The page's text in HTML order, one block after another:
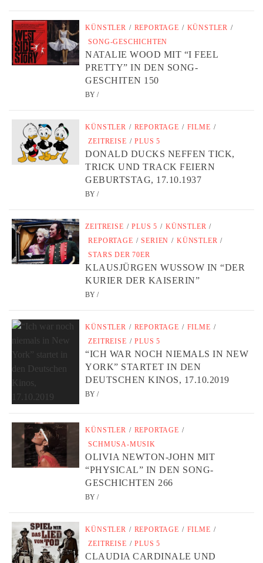
KÜNSTLER / REPORTAGE / KÜNSTLER /
SONG-GESCHICHTEN
NATALIE WOOD MIT “I FEEL
PRETTY” IN DEN SONG-
GESCHITEN 150
BY /
KÜNSTLER / REPORTAGE / FILME /
ZEITREISE / PLUS 5
DONALD DUCKS NEFFEN TICK,
TRICK UND TRACK FEIERN
GEBURTSTAG, 17.10.1937
BY /
ZEITREISE / PLUS 5 / KÜNSTLER /
REPORTAGE / SERIEN / KÜNSTLER /
STARS DER 70ER
KLAUSJÜRGEN WUSSOW IN “DER
KURIER DER KAISERIN”
BY /
KÜNSTLER / REPORTAGE / FILME /
ZEITREISE / PLUS 5
“ICH WAR NOCH NIEMALS IN NEW
YORK” STARTET IN DEN
DEUTSCHEN KINOS, 17.10.2019
BY /
KÜNSTLER / REPORTAGE /
SCHMUSA-MUSIK
OLIVIA NEWTON-JOHN MIT
“PHYSICAL” IN DEN SONG-
GESCHICHTEN 266
BY /
KÜNSTLER / REPORTAGE / FILME /
ZEITREISE / PLUS 5
CLAUDIA CARDINALE UND